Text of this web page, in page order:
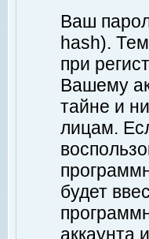
Ваш
hash).
при
Вашему
тайне и
лицам.
будет
аккаунта